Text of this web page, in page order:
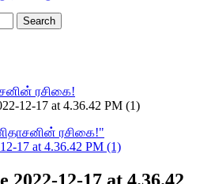
ரசிகை!
12-17 at 4.36.42 PM (1)
ரசிகை!"